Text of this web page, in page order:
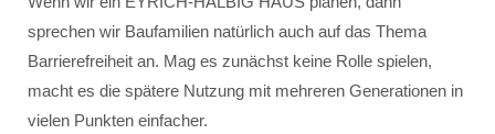
sprechen wir Baufamilien natürlich auch auf das Thema
Barrierefreiheit an. Mag es zunächst keine Rolle spielen,
macht es die spätere Nutzung mit mehreren Generationen in
vielen Punkten einfacher.